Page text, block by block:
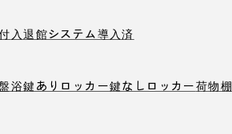
入退館システム導入済
浴鍵ありロッカー鍵なしロッカー荷物棚